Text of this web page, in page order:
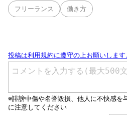
フリーランス 働き方